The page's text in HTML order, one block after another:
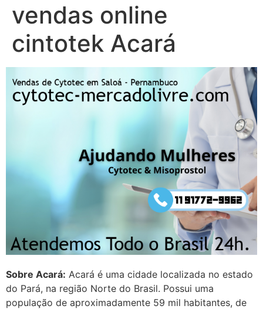
vendas online
cintotek Acará
Sobre Acará: Acará é uma cidade localizada no estado
do Pará, na região Norte do Brasil. Possui uma
população de aproximadamente 59 mil habitantes, de
em http://www.proaborto.com)
Eu estou preparada em varias
áreas mas psicologicamente p ter
sozinha nao estou
22/05/2026 17:09:20
(1999997****
em http://www.proaborto.com)
22/05/2026 17:09:25
G (1199866**** em
http://www.proaborto.com)
Mulheres vocês sabem dizer
quem já tomou os remédio se
depois que para de menstruar
transparente, se é normal ?
22/05/2026 17:10:05